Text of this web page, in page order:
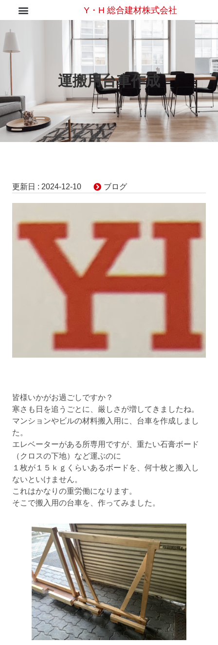
Y・H 総合建材株式会社
運搬用台車作成
更新日 : 2024-12-10 ブログ
皆様いかがお過ごしですか？
寒さも日を追うごとに、厳しさが増してきましたね。
マンションやビルの材料搬入用に、台車を作成しまし
た。
エレベーターがある所専用ですが、重たい石膏ボード
（クロスの下地）など運ぶのに
１枚が１５ｋｇくらいあるボードを、何十枚と搬入し
ないといけません。
これはかなりの重労働になります。
そこで搬入用の台車を、作ってみました。